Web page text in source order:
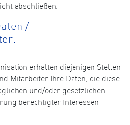
abschließen.
/
erhalten diejenigen Stellen
Mitarbeiter Ihre Daten, die diese
und/oder gesetzlichen
berechtigter Interessen